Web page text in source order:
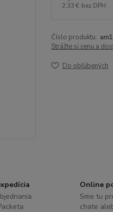
2,33 € bez DPH
Číslo produktu:
Strážte si cenu a
Do obľúbených
Online
Sme tu
chate